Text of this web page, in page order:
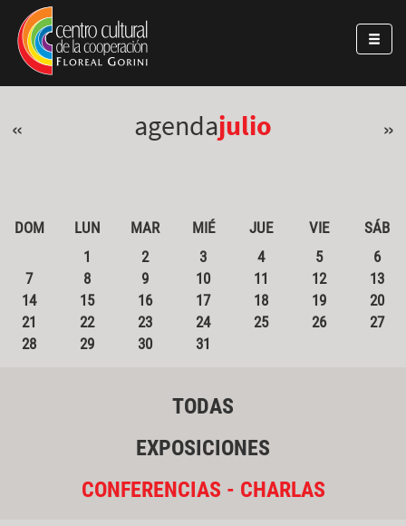
Pasar al contenido principal
Jump to main content
« agendajulio »
DOM LUN MAR MIÉ JUE VIE
SÁB
1
2 3 4 5
6
7
8 9 10 11 12
13
14
15 16 17 18 19
20
21
22 23 24 25 26
27
28
29 30 31
TODAS
EXPOSICIONES
CONFERENCIAS - CHARLAS